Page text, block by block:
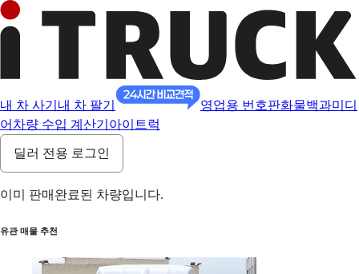
내 차 사기 내 차 팔기 영업용 번호판화물백과미디
어 차량 수입 계산기 아이트럭
딜러 전용 로그인
이미 판매완료된 차량입니다.
유관 매물 추천